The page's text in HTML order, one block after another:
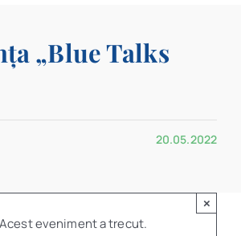
„Blue Talks
20.05.2022
Acest eveniment a trecut.
×